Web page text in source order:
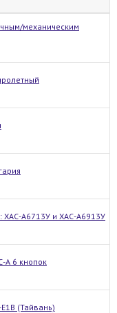
механическим
ХАС-А6713У и ХАС-А6913У
А 6 кнопок
(Тайвань)